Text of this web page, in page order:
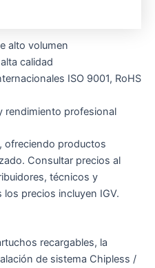
alto volumen
calidad
ISO 9001, RoHS
rendimiento profesional
ofreciendo productos
Consultar precios al
técnicos y
precios incluyen IGV.
recargables, la
de sistema Chipless /